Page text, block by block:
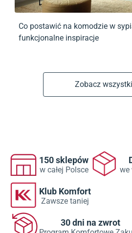
Co postawić na komodzie w
funkcjonalne inspiracje
Zobacz
150 sklepów
w całej Polsce we
Klub Komfort
Zawsze taniej
30 dni na zwrot